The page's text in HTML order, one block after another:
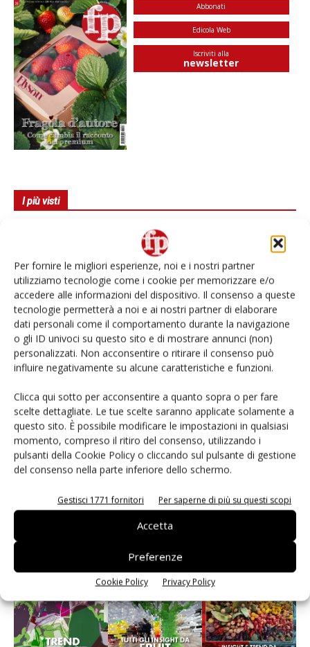
Per fornire le migliori esperienze, noi e i nostri partner
utilizziamo tecnologie come i cookie per memorizzare e/o
accedere alle informazioni del dispositivo. Il consenso a queste
tecnologie permetterà a noi e ai nostri partner di elaborare
dati personali come il comportamento durante la navigazione
o gli ID univoci su questo sito e di mostrare annunci (non)
personalizzati. Non acconsentire o ritirare il consenso può
influire negativamente su alcune caratteristiche e funzioni.
Clicca qui sotto per acconsentire a quanto sopra o per fare
scelte dettagliate. Le tue scelte saranno applicate solamente a
questo sito. È possibile modificare le impostazioni in qualsiasi
momento, compreso il ritiro del consenso, utilizzando i
pulsanti della Cookie Policy o cliccando sul pulsante di gestione
del consenso nella parte inferiore dello schermo.
Gestisci 1771 fornitori Per saperne di più su questi scopi
Accetta
Preferenze
Cookie Policy Privacy Policy
Abbonati
Edicola Web
Iscriviti alla
newsletter
I più visti
Non è una susina: è Metis… e può rivoluzionare la
categoria
L’ortofrutta di Extra Supermercati tra localismo e
Ai #Repartofresh
Andamento prezzi ortofrutta in Italia al 27 luglio
Leonardo Odorizzi: “Dobbiamo creare stupore nel
punto di vendita” #vocidellortofrutta